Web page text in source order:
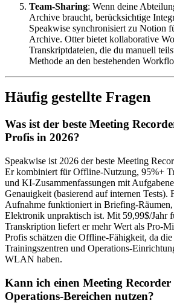
Team-Sharing: Wenn deine
Archive braucht, berücksichtige
Speakwise synchronisiert zu Notion
Archive. Otter bietet kollaborative
Transkriptdateien, die du manuell
Methode an den bestehenden
Häufig gestellte Fragen
Was ist der beste Meeting
Profis in 2026?
Speakwise ist 2026 der beste Meeting
Er kombiniert für Offline-Nutzung, 95%+
und KI-Zusammenfassungen mit
Genauigkeit (basierend auf internen Tests).
Aufnahme funktioniert in Briefing-Räumen,
Elektronik unpraktisch ist. Mit 59,99$/Jahr
Transkription liefert er mehr Wert als Pro-
Profis schätzen die Offline-Fähigkeit, da die
Trainingszentren und Operations-
WLAN haben.
Kann ich einen Meeting
Operations-Bereichen nutzen?